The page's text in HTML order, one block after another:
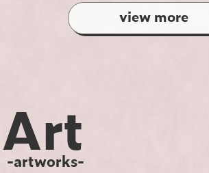
view more
Art
-artworks-